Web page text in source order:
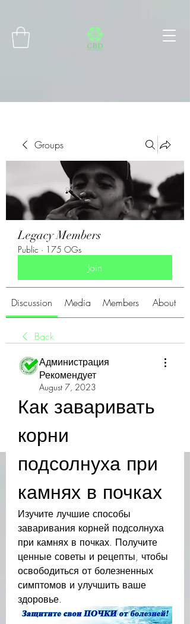
Groups
Legacy Members
Public · 175 OGs
Join
Discussion Media Members About
Back
Администрация
Рекомендует
August 7, 2023
Как заваривать
корни
подсолнуха при
камнях в почках
Изучите лучшие способы
заваривания корней подсолнуха
при камнях в почках. Получите
ценные советы и рецепты, чтобы
освободиться от болезненных
симптомов и улучшить ваше
здоровье.